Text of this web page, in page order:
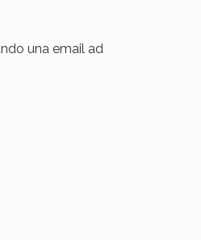
una email ad